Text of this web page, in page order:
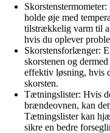
holde øje med
tilstrækkelig varm til
hvis du oplever
Skorstensforlænger:
skorstenen og
effektiv løsning, hvis
skorsten.
Tætningslister: Hvis
brændeovnen, kan
Tætningslister kan
sikre en bedre